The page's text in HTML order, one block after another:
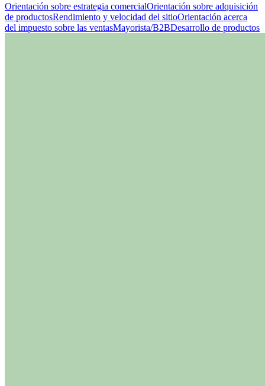
Orientación sobre estrategia comercialOrientación sobre adquisición
de productosRendimiento y velocidad del sitioOrientación acerca
del impuesto sobre las ventasMayorista/B2BDesarrollo de productos